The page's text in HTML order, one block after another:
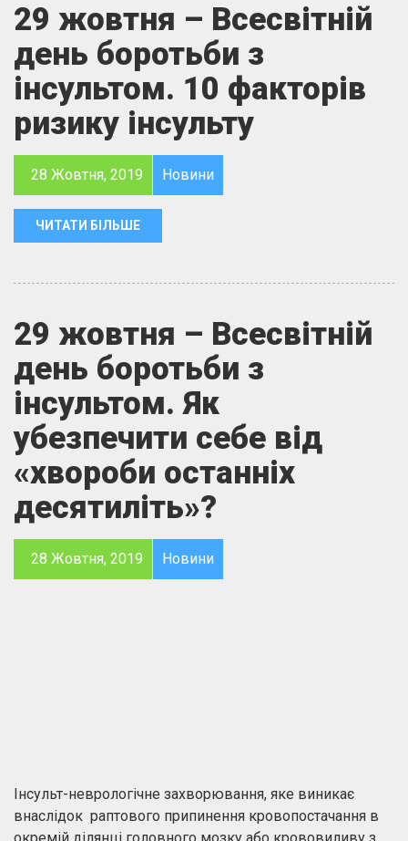
29 жовтня – Всесвітній
день боротьби з
інсультом. 10 факторів
ризику інсульту
28 Жовтня, 2019 Новини
ЧИТАТИ БІЛЬШЕ
29 жовтня – Всесвітній
день боротьби з
інсультом. Як
убезпечити себе від
«хвороби останніх
десятиліть»?
28 Жовтня, 2019 Новини
Інсульт-неврологічне захворювання, яке виникає
внаслідок раптового припинення кровопостачання в